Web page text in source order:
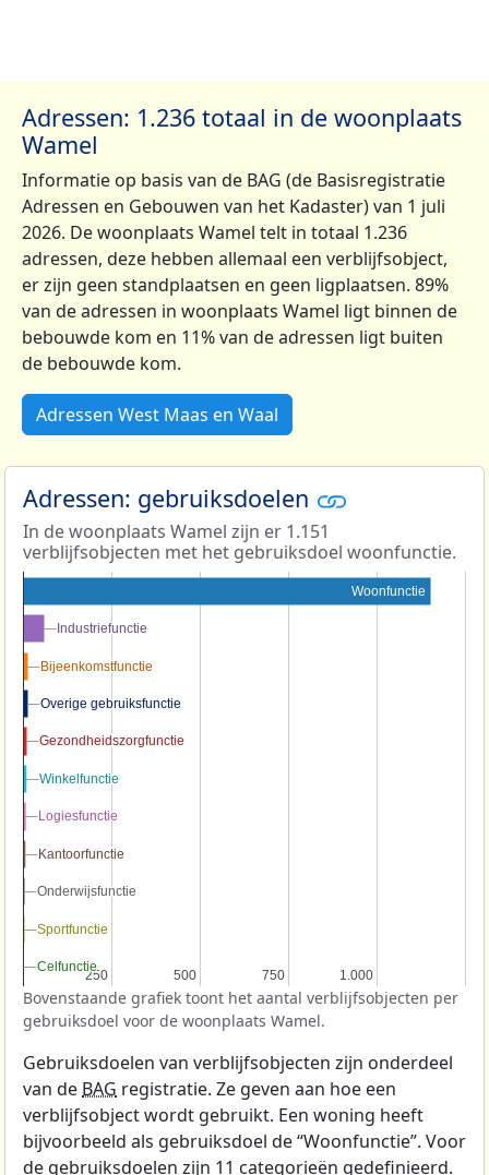
Adressen: 1.236 totaal in de woonplaats
Wamel
Informatie op basis van de BAG (de Basisregistratie
Adressen en Gebouwen van het Kadaster) van 1 juli
2026. De woonplaats Wamel telt in totaal 1.236
adressen, deze hebben allemaal een verblijfsobject,
er zijn geen standplaatsen en geen ligplaatsen. 89%
van de adressen in woonplaats Wamel ligt binnen de
bebouwde kom en 11% van de adressen ligt buiten
de bebouwde kom.
Adressen West Maas en Waal
Adressen: gebruiksdoelen
In de woonplaats Wamel zijn er 1.151
verblijfsobjecten met het gebruiksdoel woonfunctie.
250
250 500
500 750
750 1.000
1.000
Woonfunctie
Industriefunctie
Industriefunctie
Bijeenkomstfunctie
Bijeenkomstfunctie
Overige gebruiksfunctie
Overige gebruiksfunctie
Gezondheidszorgfunctie
Gezondheidszorgfunctie
Winkelfunctie
Winkelfunctie
Logiesfunctie
Logiesfunctie
Kantoorfunctie
Kantoorfunctie
Onderwijsfunctie
Onderwijsfunctie
Sportfunctie
Sportfunctie
Celfunctie
Celfunctie
Bovenstaande grafiek toont het aantal verblijfsobjecten per
gebruiksdoel voor de woonplaats Wamel.
Gebruiksdoelen van verblijfsobjecten zijn onderdeel
van deBAG registratie. Ze geven aan hoe een
verblijfsobject wordt gebruikt. Een woning heeft
bijvoorbeeld als gebruiksdoel de “Woonfunctie”. Voor
de gebruiksdoelen zijn 11 categorieën gedefinieerd.